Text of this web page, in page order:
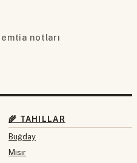
notları
🌾 TAHILLAR
Buğday
Mısır